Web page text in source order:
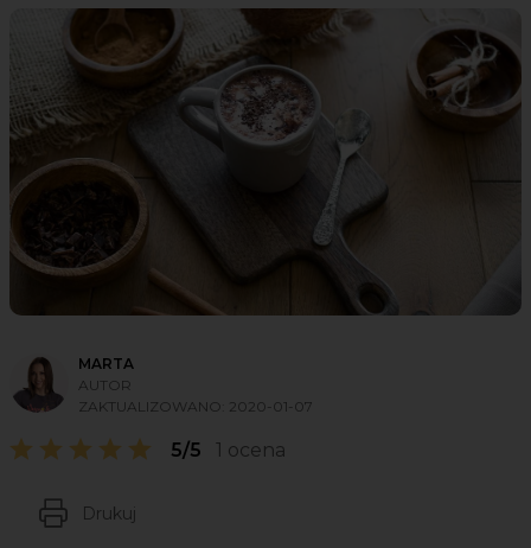
MARTA
AUTOR
ZAKTUALIZOWANO: 2020-01-07
5/5 1 ocena
Drukuj